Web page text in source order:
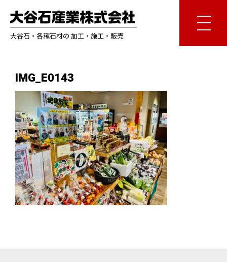
大谷石・各種石材の 加工・施工・販売
IMG_E0143